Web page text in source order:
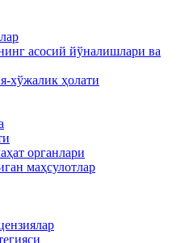
асосий йўналишлари ва
хўжалик ҳолати
органлари
маҳсулотлар